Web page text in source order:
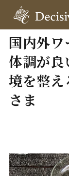
国内外ワ
体調が良
境を整え
さま